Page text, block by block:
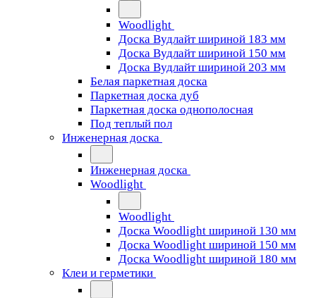
Woodlight
Доска Вудлайт шириной 183 мм
Доска Вудлайт шириной 150 мм
Доска Вудлайт шириной 203 мм
Белая паркетная доска
Паркетная доска дуб
Паркетная доска однополосная
Под теплый пол
Инженерная доска
Инженерная доска
Woodlight
Woodlight
Доска Woodlight шириной 130 мм
Доска Woodlight шириной 150 мм
Доска Woodlight шириной 180 мм
Клеи и герметики